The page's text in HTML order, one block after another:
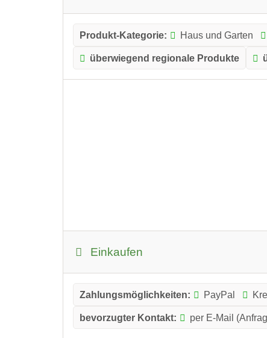
Produkt-Kategorie: Haus und Garten
überwiegend regionale Produkte
Einkaufen
Zahlungsmöglichkeiten: PayPal
bevorzugter Kontakt: per E-Mail